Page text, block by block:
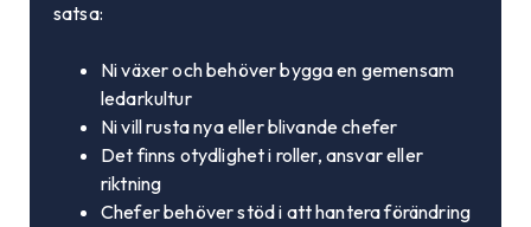
satsa:
Ni växer och behöver bygga en gemensam
ledarkultur
Ni vill rusta nya eller blivande chefer
Det finns otydlighet i roller, ansvar eller
riktning
Chefer behöver stöd i att hantera förändring